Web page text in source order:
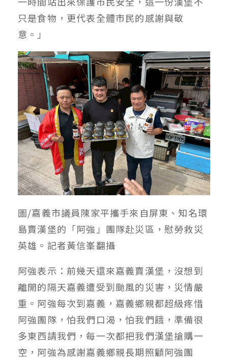
只是食物，更代表全體市民的感謝與敬
意。」
圖/嘉義市議員陳家平攜手來自屏東、知名環
島賣漢堡的「阿強」團隊赴災區，慰勞救災
英雄。記者黃信峯翻攝
阿強表示：前幾天還來嘉義賣漢堡，沒想到
離開的隔天嘉義遭受到颱風的災害，災情嚴
重。阿強每次到嘉義，嘉義鄉親都超級疼惜
阿強團隊，怕我們口渴，怕我們餓，準備很
多東西請我們，每一次都把我們漢堡搶購一
空，阿強為感謝嘉義鄉親長期照顧阿強團